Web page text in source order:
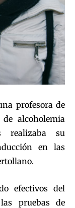
profesora de
alcoholemia
realizaba su
en las
efectivos del
pruebas de